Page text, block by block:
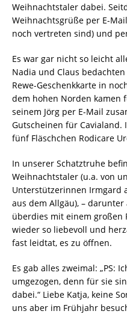
Weihnachtstaler dabei.
Weihnachtsgrüße per E-
noch vertreten sind) und
Es war gar nicht so leicht
Nadia und Claus
Rewe-Geschenkkarte in
dem hohen Norden kamen
seinem Jörg per E-Mail
Gutscheinen für Cavialand.
fünf Fläschchen Rodicare
In unserer Schatztruhe
Weihnachtstaler (u.a. von
Unterstützerinnen Irmgard
aus dem Allgäu), –
überdies mit einem großen
wieder so liebevoll und
fast leidtat, es zu öffnen.
Es gab alles zweimal: „PS:
umgezogen, denn für sie
dabei.“ Liebe Katja, keine
uns aber im Frühjahr